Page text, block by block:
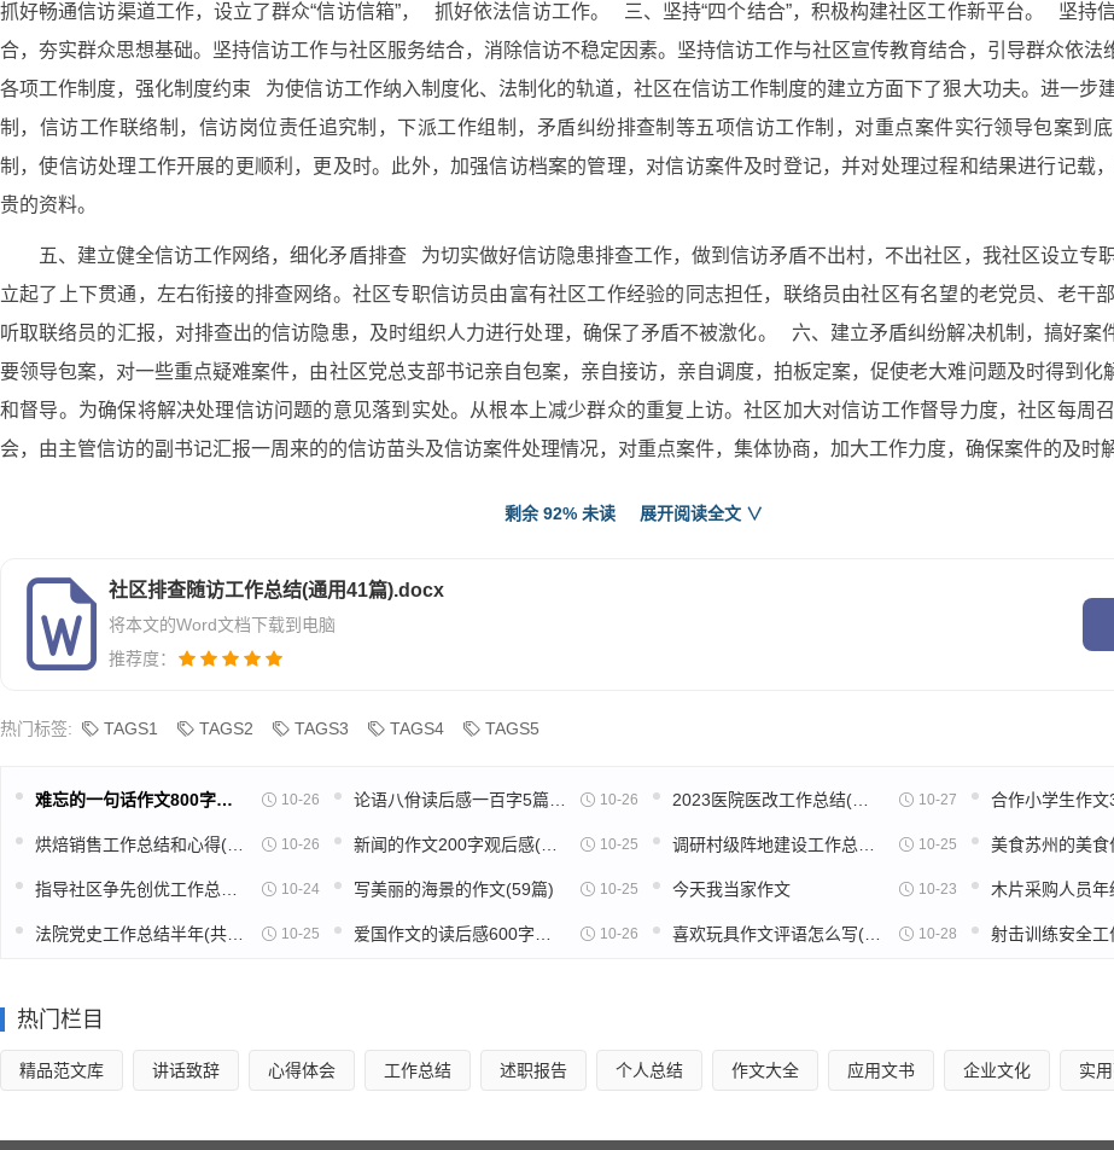
抓好畅通信访渠道工作，设立了群众“信访信箱”， 抓好依法信访工作。 三、坚持“四个结合”，积极构建社区工作新平台。 坚持
合，夯实群众思想基础。坚持信访工作与社区服务结合，消除信访不稳定因素。坚持信访工作与社区宣传教育结合，引导群众依
各项工作制度，强化制度约束 为使信访工作纳入制度化、法制化的轨道，社区在信访工作制度的建立方面下了狠大功夫。进一步
制，信访工作联络制，信访岗位责任追究制，下派工作组制，矛盾纠纷排查制等五项信访工作制，对重点案件实行领导包案到
制，使信访处理工作开展的更顺利，更及时。此外，加强信访档案的管理，对信访案件及时登记，并对处理过程和结果进行记载
贵的资料。
五、建立健全信访工作网络，细化矛盾排查 为切实做好信访隐患排查工作，做到信访矛盾不出村，不出社区，我社区设立专
立起了上下贯通，左右衔接的排查网络。社区专职信访员由富有社区工作经验的同志担任，联络员由社区有名望的老党员、老干
听取联络员的汇报，对排查出的信访隐患，及时组织人力进行处理，确保了矛盾不被激化。 六、建立矛盾纠纷解决机制，搞好
要领导包案，对一些重点疑难案件，由社区党总支部书记亲自包案，亲自接访，亲自调度，拍板定案，促使老大难问题及时得到
和督导。为确保将解决处理信访问题的意见落到实处。从根本上减少群众的重复上访。社区加大对信访工作督导力度，社区每周
会，由主管信访的副书记汇报一周来的的信访苗头及信访案件处理情况，对重点案件，集体协商，加大工作力度，确保案件的及时
取“抓队伍、强素质、搞服务、聚民心的”方法，紧紧围绕创建中心广泛，发动辖区单位居民参与社区建设，真抓实干，初见成效，
创建平安为主线，以维护人民群众利益为根本，紧紧围绕维护社会政治稳定这个大局，坚持“打防结合、预防为主”的方针，认真开
作，全面落实维护稳定的各项措施，有效地维护了社会稳定。积极倡导居民和共建单位开展争当文明市民、创文明楼院、文明单
综治、计划生育科普、反对_等宣传栏，通过教育引导，提高了居民素质，现将矛盾纠纷排查调处工作总结如下：
加大矛盾纠纷排查调处力度，主动预防和有效化解各种社会矛盾纠纷，依法调解、以情调解、公平解决纠纷。在调解工作中，
亲情、友情等讲道理、讲法律，使情、法、理有机地结合，达到化解纠纷的目的，并耐心、细致、公正的进行调处，化解了多起
剩余 92% 未读 展开阅读全文 ∨
社区排查随访工作总结(通用41篇).docx
将本文的Word文档下载到电脑
推荐度：
热门标签: TAGS1 TAGS2 TAGS3 TAGS4 TAGS5
难忘的一句话作文800字高中(推荐39篇) 10-26 10-26 10-27 合作小学生作文
10-26 10-25 10-25
10-24 写美丽的海景的作文(59篇) 10-25 今天我当家作文 10-23
10-25 10-26 10-28
热门栏目
精品范文库 讲话致辞 心得体会 工作总结 述职报告 个人总结 作文大全 应用文书 企业文化 实